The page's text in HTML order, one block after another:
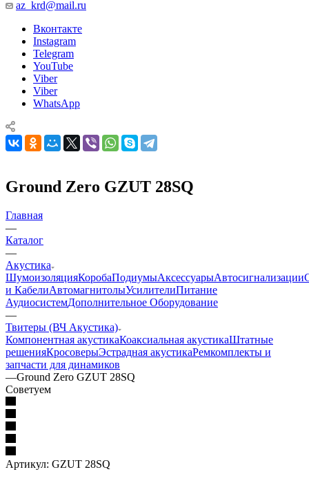
az_krd@mail.ru
Вконтакте
Instagram
Telegram
YouTube
Viber
Viber
WhatsApp
Ground Zero GZUT 28SQ
Главная
—
Каталог
—
Акустика
ШумоизоляцияКоробаПодиумыАксессуарыАвтосигнализации
и КабелиАвтомагнитолыУсилителиПитание
АудиосистемДополнительное Оборудование
—
Твитеры (ВЧ Акустика)
Компонентная акустикаКоаксиальная акустикаШтатные
решенияКросоверыЭстрадная акустикаРемкомплекты и
запчасти для динамиков
—Ground Zero GZUT 28SQ
Советуем
Артикул: GZUT 28SQ